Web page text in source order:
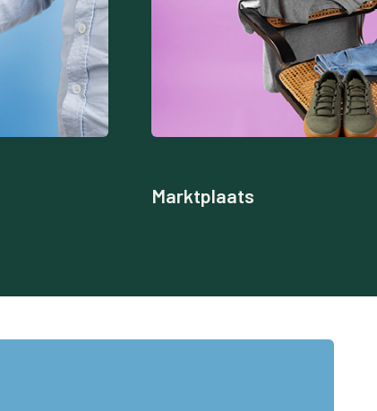
Marktplaats